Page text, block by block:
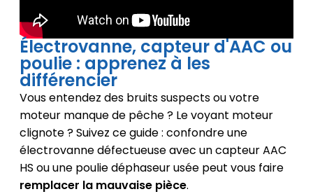
Électrovanne, capteur d'AAC ou
poulie : apprenez à les
différencier
Vous entendez des bruits suspects ou votre
moteur manque de pêche ? Le voyant moteur
clignote ? Suivez ce guide : confondre une
électrovanne défectueuse avec un capteur AAC
HS ou une poulie déphaseur usée peut vous faire
remplacer la mauvaise pièce.